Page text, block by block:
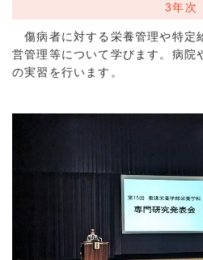
3年次
傷病者に対する栄養管理や特定
営管理等について学びます。病院
の実習を行います。